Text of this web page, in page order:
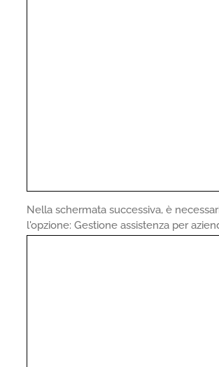
Nella schermata successiva, è
l'opzione: Gestione assistenza per